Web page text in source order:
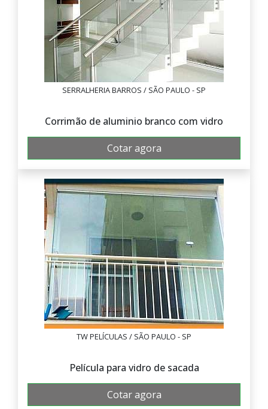
SERRALHERIA BARROS / SÃO PAULO - SP
Corrimão de aluminio branco com vidro
Cotar agora
TW PELÍCULAS / SÃO PAULO - SP
Película para vidro de sacada
Cotar agora